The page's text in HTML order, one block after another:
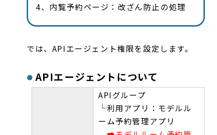
4、内覧予約ページ：改ざん防止の処理
では、APIエージェント権限を設定します。
APIエージェントについて
APIグループ
└利用アプリ：モデルル
ーム予約管理アプリ